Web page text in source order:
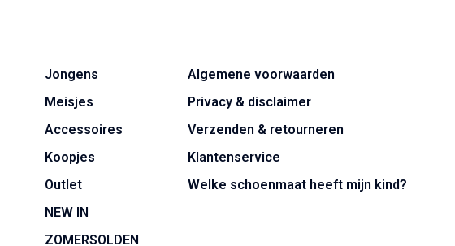
Jongens
Meisjes
Accessoires
Koopjes
Outlet
NEW IN
ZOMERSOLDEN
Algemene voorwaarden
Privacy & disclaimer
Verzenden & retourneren
Klantenservice
Welke schoenmaat heeft mijn kind?